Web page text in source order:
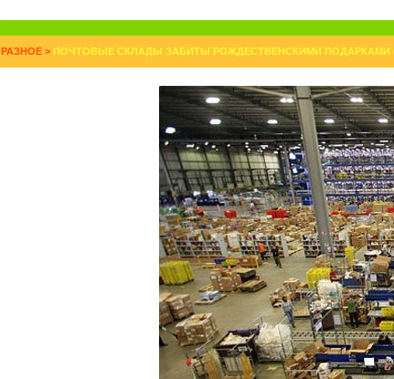
РАЗНОЕ > ПОЧТОВЫЕ СКЛАДЫ ЗАБИТЫ РОЖДЕСТВЕНСКИМИ ПОДАРКАМИ